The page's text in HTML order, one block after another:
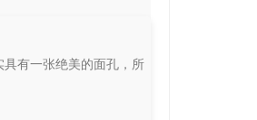
有一张绝美的面孔，所